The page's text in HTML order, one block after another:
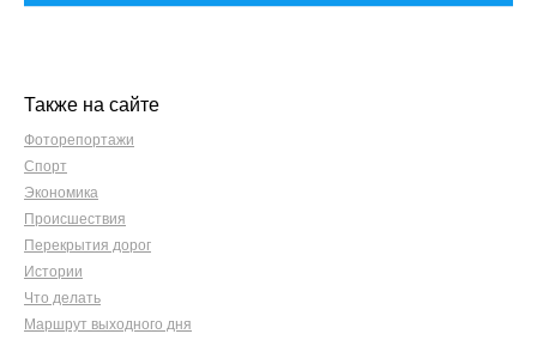
Также на сайте
Фоторепортажи
Спорт
Экономика
Происшествия
Перекрытия дорог
Истории
Что делать
Маршрут выходного дня